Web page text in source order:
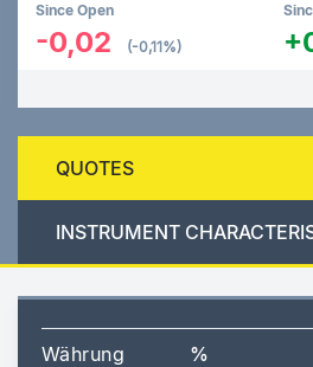
Since Open
-0,02 (-0,11%)
QUOTES
INSTRUMENT
Währung %